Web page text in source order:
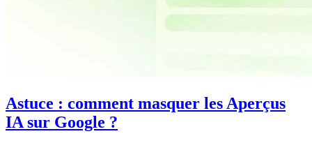
Astuce : comment masquer les Aperçus
IA sur Google ?